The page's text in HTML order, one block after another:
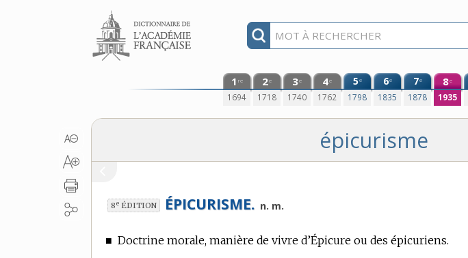
Aller au contenu
1 re
1694
2e
1718
3e
1740
4e
1762
5e
1798
6e
1835
7e
1878
8e
1935
épicurisme
8e ÉDITION ÉPICURISME. n. m.
■ Doctrine morale, manière de vivre d’Épicure ou des épicuriens.